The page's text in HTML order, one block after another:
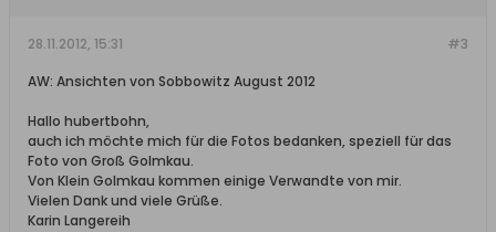
#3
28.11.2012, 15:31
AW: Ansichten von Sobbowitz August 2012
Hallo hubertbohn,
auch ich möchte mich für die Fotos bedanken, speziell für das
Foto von Groß Golmkau.
Von Klein Golmkau kommen einige Verwandte von mir.
Vielen Dank und viele Grüße.
Karin Langereih